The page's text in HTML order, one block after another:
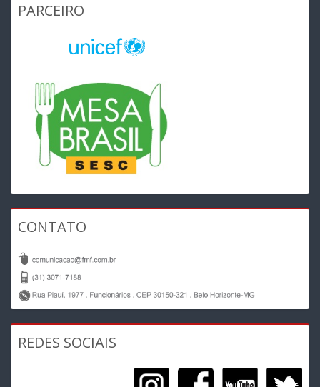
PARCEIRO
CONTATO
REDES SOCIAIS